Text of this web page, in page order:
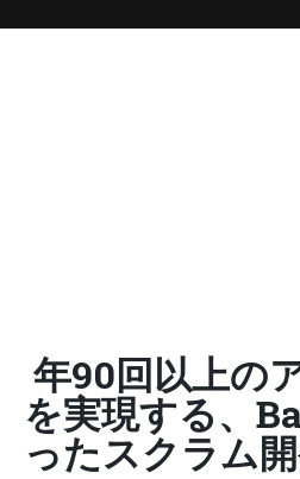
年90回以上の
を実現する、
ったスクラム